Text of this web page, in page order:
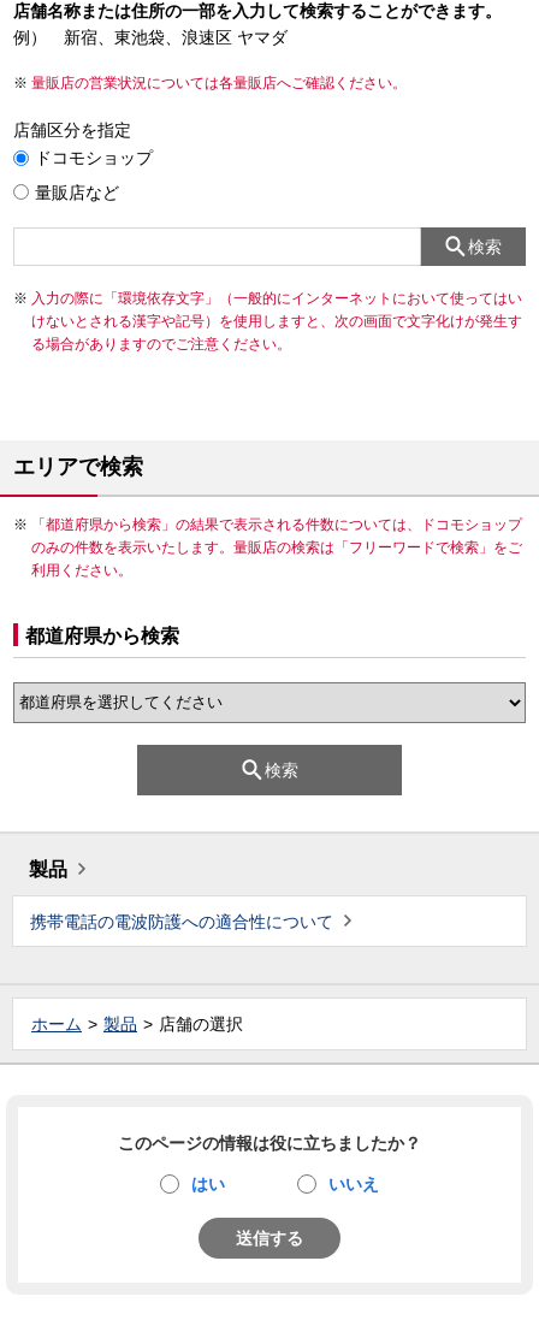
店舗名称または住所の一部を入力して検索することができます。
例） 新宿、東池袋、浪速区 ヤマダ
量販店の営業状況については各量販店へご確認ください。
店舗区分を指定
ドコモショップ
量販店など
検索
入力の際に「環境依存文字」（一般的にインターネットにおいて使ってはい
けないとされる漢字や記号）を使用しますと、次の画面で文字化けが発生す
る場合がありますのでご注意ください。
エリアで検索
「都道府県から検索」の結果で表示される件数については、ドコモショップ
のみの件数を表示いたします。量販店の検索は「フリーワードで検索」をご
利用ください。
都道府県から検索
検索
製品
携帯電話の電波防護への適合性について
ホーム 製品 店舗の選択
このページの情報は役に立ちましたか？
はい いいえ
送信する